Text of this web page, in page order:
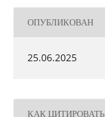
ОПУБЛИКОВАН
25.06.2025
КАК ЦИТИРОВАТЬ